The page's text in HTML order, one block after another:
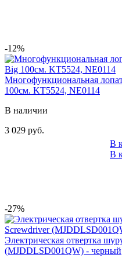
-12%
Многофункциональная
100см. KT5524, NE0114
В наличии
3 029 руб.
В
В
-27%
Электрическая отвертка
(MJDDLSD001QW) - черный